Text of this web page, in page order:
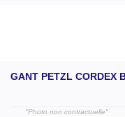
GANT PETZL CORDEX
"Photo non contractuelle"